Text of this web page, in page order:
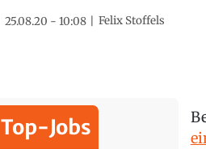
25.08.20 - 10:08 Felix Stoffels
Top-Jobs